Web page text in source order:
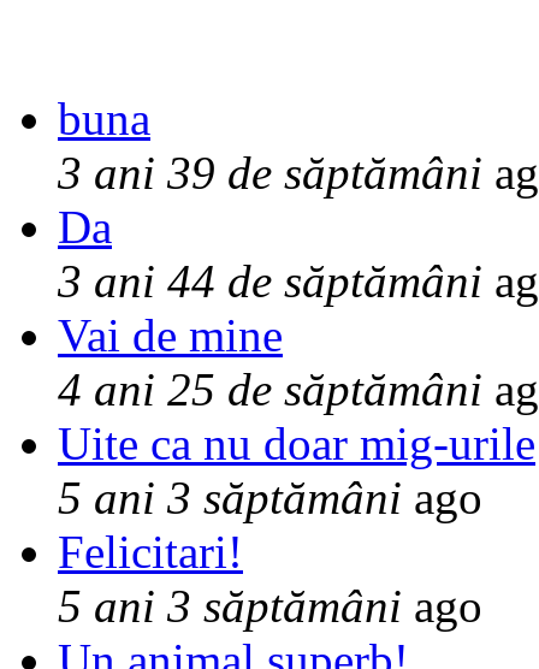
buna
3 ani 39 de săptămâni
Da
3 ani 44 de săptămâni
Vai de mine
4 ani 25 de săptămâni
Uite ca nu doar mig-urile
5 ani 3 săptămâni ago
Felicitari!
5 ani 3 săptămâni ago